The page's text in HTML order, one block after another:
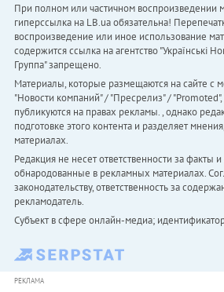
При полном или частичном воспроизведении
гиперссылка на LB.ua обязательна!
воспроизведение или иное использование
содержится ссылка на агентство "Українськi
Группа" запрещено.
Материалы, которые размещаются на сайте с
"Новости компаний" / "Пресрелиз" /
публикуются на правах рекламы. , однако
подготовке этого контента и разделяет
материалах.
Редакция не несет ответственности за факты
обнародованные в рекламных материалах.
законодательству, ответственность за
рекламодатель.
Субъект в сфере онлайн-медиа;
РЕКЛАМА